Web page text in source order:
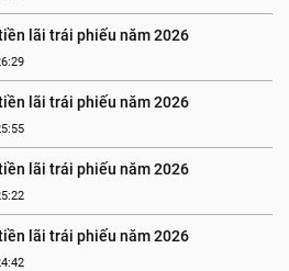
lãi trái phiếu năm 2026
lãi trái phiếu năm 2026
lãi trái phiếu năm 2026
lãi trái phiếu năm 2026